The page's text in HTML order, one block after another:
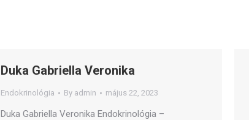
Duka Gabriella Veronika
Endokrinológia By admin május 22, 2023
Duka Gabriella Veronika Endokrinológia –